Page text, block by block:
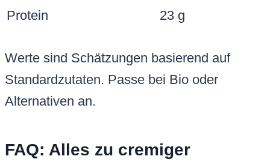
Protein
23 g
Werte sind Schätzungen basierend auf
Standardzutaten. Passe bei Bio oder
Alternativen an.
FAQ: Alles zu cremiger